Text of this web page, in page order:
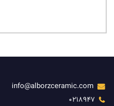
info@alborzceramic.com
0218947